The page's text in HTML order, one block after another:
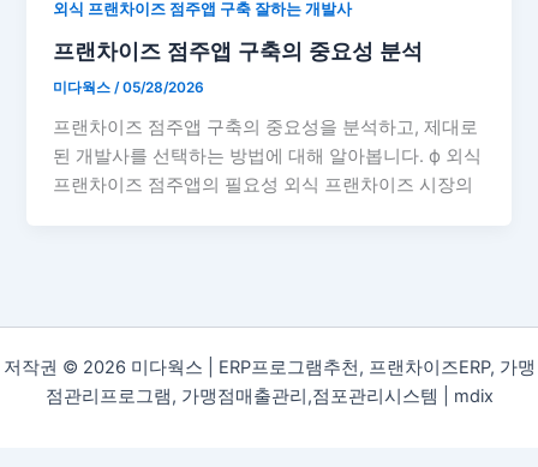
외식 프랜차이즈 점주앱 구축 잘하는 개발사
프랜차이즈 점주앱 구축의 중요성 분석
미다웍스 /05/28/2026
프랜차이즈 점주앱 구축의 중요성을 분석하고, 제대로
된 개발사를 선택하는 방법에 대해 알아봅니다. ф 외식
프랜차이즈 점주앱의 필요성 외식 프랜차이즈 시장의
저작권 © 2026 미다웍스 | ERP프로그램추천, 프랜차이즈ERP, 가맹
점관리프로그램, 가맹점매출관리,점포관리시스템 | mdix